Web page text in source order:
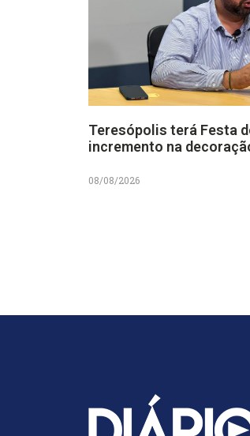
Teresópolis terá Festa
incremento na
08/08/2026